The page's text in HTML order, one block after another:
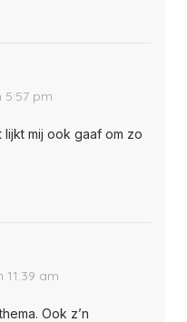
5:57 pm
lijkt mij ook gaaf om zo
11:39 am
Ook z’n